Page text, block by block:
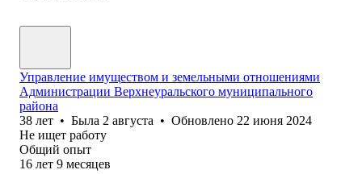
Управление имуществом и земельными отношениями
Администрации Верхнеуральского муниципального
района
38 лет • Была 2 августа • Обновлено 22 июня 2024
Не ищет работу
Общий опыт
16 лет 9 месяцев